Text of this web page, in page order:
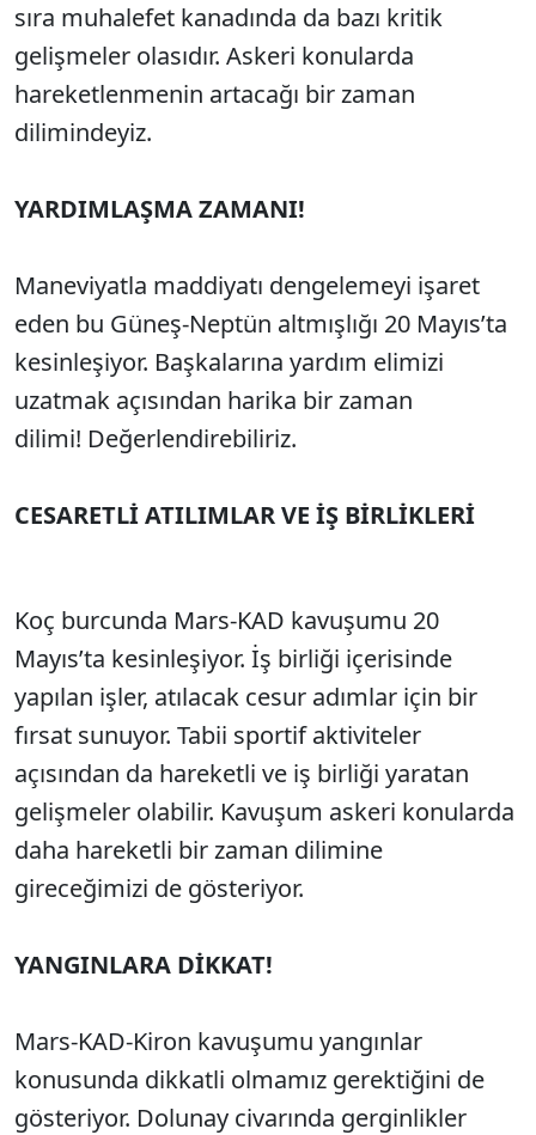
sıra muhalefet kanadında da bazı kritik
gelişmeler olasıdır. Askeri konularda
hareketlenmenin artacağı bir zaman
dilimindeyiz.
YARDIMLAŞMA ZAMANI!
Maneviyatla maddiyatı dengelemeyi işaret
eden bu Güneş-Neptün altmışlığı 20 Mayıs’ta
kesinleşiyor. Başkalarına yardım elimizi
uzatmak açısından harika bir zaman
dilimi! Değerlendirebiliriz.
CESARETLİ ATILIMLAR VE İŞ BİRLİKLERİ
Koç burcunda Mars-KAD kavuşumu 20
Mayıs’ta kesinleşiyor. İş birliği içerisinde
yapılan işler, atılacak cesur adımlar için bir
fırsat sunuyor. Tabii sportif aktiviteler
açısından da hareketli ve iş birliği yaratan
gelişmeler olabilir. Kavuşum askeri konularda
daha hareketli bir zaman dilimine
gireceğimizi de gösteriyor.
YANGINLARA DİKKAT!
Mars-KAD-Kiron kavuşumu yangınlar
konusunda dikkatli olmamız gerektiğini de
gösteriyor. Dolunay civarında gerginlikler